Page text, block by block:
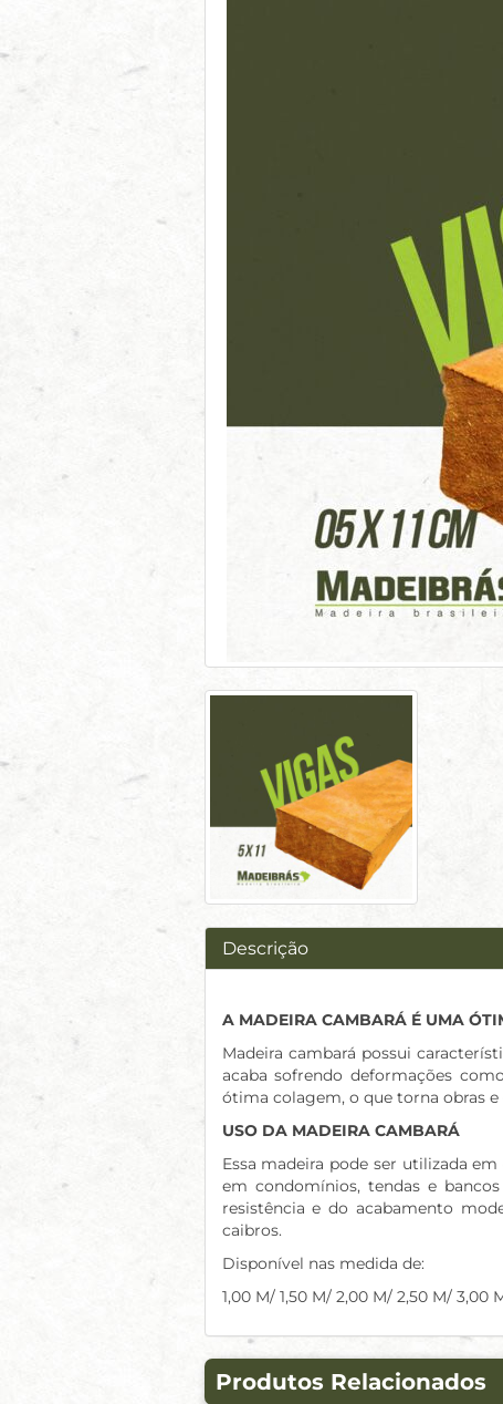
Descrição
A MADEIRA CAMBARÁ É UMA
Madeira cambará possui
acaba sofrendo deformações
ótima colagem, o que torna obras
USO DA MADEIRA CAMBARÁ
Essa madeira pode ser utilizada
em condomínios, tendas e
resistência e do acabamento
caibros.
Disponível nas medida de:
1,00 M/ 1,50 M/ 2,00 M/ 2,50 M/
Produtos Relacionados